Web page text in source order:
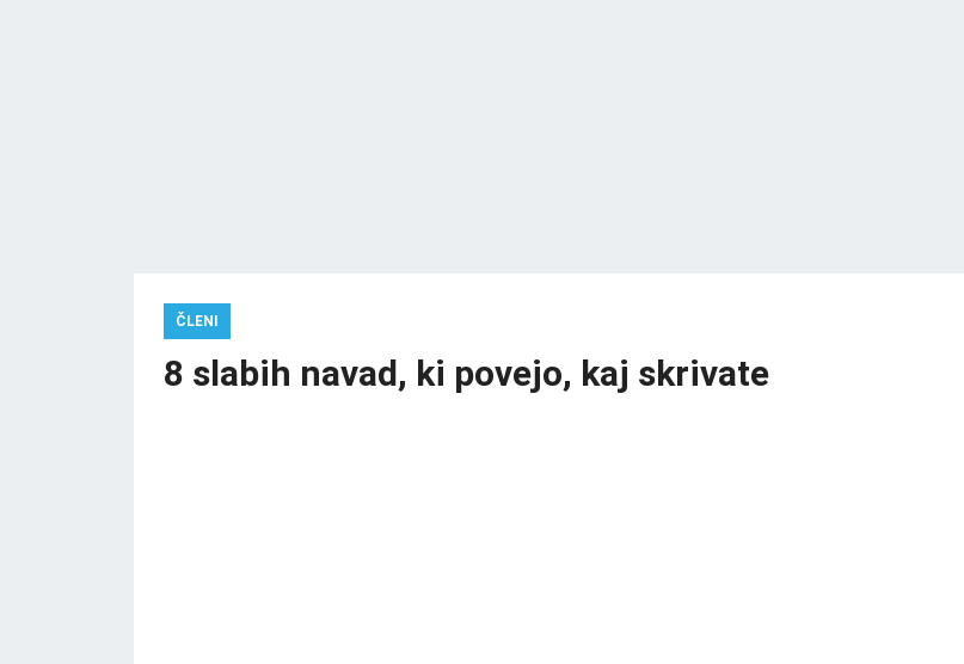
ČLENI
8 slabih navad, ki povejo, kaj skrivate